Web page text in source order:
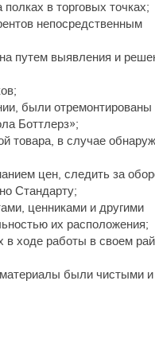
в торговых точках;
непосредственным
путем выявления и
были отремонтированы
Боттлерз»;
товара, в случае
цен, следить за
Стандарту;
ценниками и другими
их расположения;
ходе работы в своем
были чистыми и